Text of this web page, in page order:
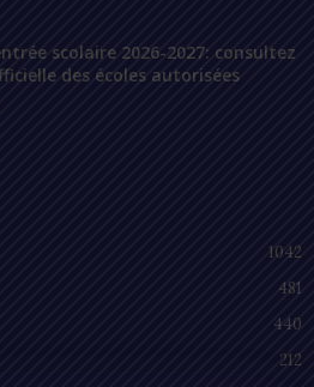
scolaire 2026-2027: consultez
des écoles autorisées
1042
481
440
212